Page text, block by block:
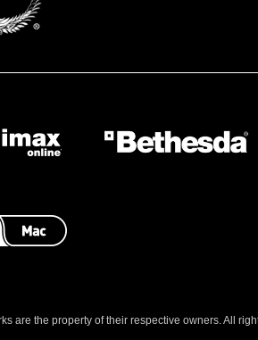
are the property of their respective owners. All